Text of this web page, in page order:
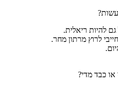
להיות ריאלית.
לרוץ מרתון מחר.
כבד מדי?